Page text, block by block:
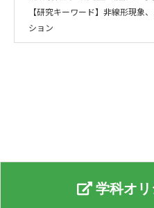
【研究キーワード】非線形現象
ション
学科オリ